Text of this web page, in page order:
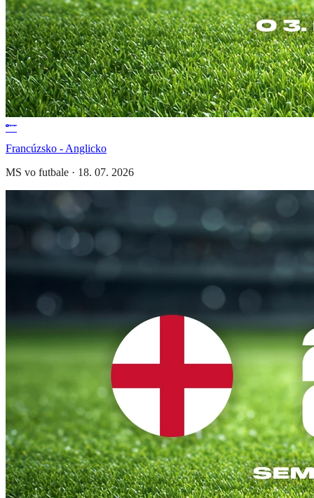
Francúzsko - Anglicko
MS vo futbale · 18. 07. 2026